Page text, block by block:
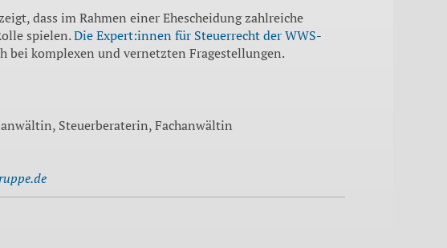
dass im Rahmen einer Ehescheidung zahlreiche
spielen.Die Expert:innen für Steuerrecht der WWS-
bei komplexen und vernetzten Fragestellungen.
Steuerberaterin, Fachanwältin